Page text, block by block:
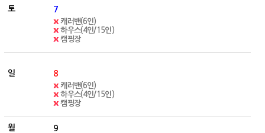
7
캐러밴(6인)
하우스(4인/15인)
캠핑장
8
캐러밴(6인)
하우스(4인/15인)
캠핑장
9